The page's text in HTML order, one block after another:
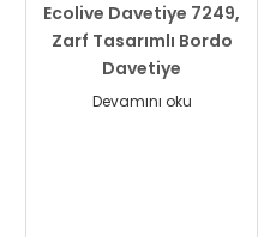
Ecolive Davetiye 7249,
Zarf Tasarımlı Bordo
Davetiye
Devamını oku